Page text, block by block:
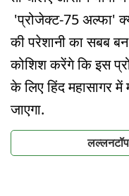
'प्रोजेक्ट-75 अल्फा'
की परेशानी का सबब
कोशिश करेंगे कि इस
के लिए हिंद महासागर
जाएगा.